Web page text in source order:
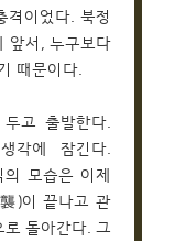
격이었다. 북정
앞서, 누구보다
때문이다.
고 출발한다.
각에 잠긴다.
의 모습은 이제
)이 끝나고 관
돌아간다. 그